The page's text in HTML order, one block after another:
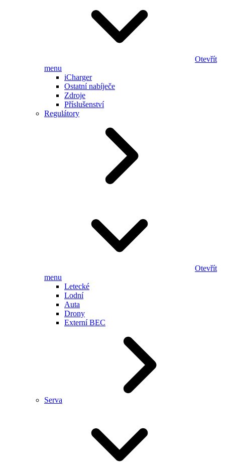
Otevřít
menu
iCharger
Ostatní nabíječe
Zdroje
Příslušenství
Regulátory
Otevřít
menu
Letecké
Lodní
Auta
Drony
Externí BEC
Serva